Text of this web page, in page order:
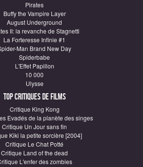
Pirates
Buffy the Vampire Layer
August Underground
II: la revanche de Stagnetti
La Forteresse Infinie #1
Man Brand New Day
Spiderbabe
L'Effet Papillon
10 000
Ulysse
Top critiques de Films
Critique King Kong
Evadés de la planète des singes
Critique Un Jour sans fin
Kiki la petite sorcière [2004]
Critique Le Chat Potté
Critique Land of the dead
L'enfer des zombies